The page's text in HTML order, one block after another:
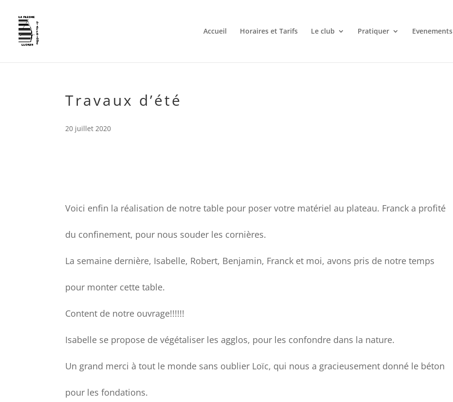
Accueil Horaires et Tarifs Le club Pratiquer Evenements
Travaux d’été
20 juillet 2020
Voici enfin la réalisation de notre table pour poser votre matériel au plateau. Franck a profité
du confinement, pour nous souder les cornières.
La semaine dernière, Isabelle, Robert, Benjamin, Franck et moi, avons pris de notre temps
pour monter cette table.
Content de notre ouvrage!!!!!!
Isabelle se propose de végétaliser les agglos, pour les confondre dans la nature.
Un grand merci à tout le monde sans oublier Loïc, qui nous a gracieusement donné le béton
pour les fondations.